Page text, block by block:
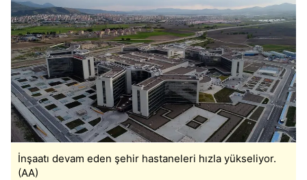
İnşaatı devam eden şehir hastaneleri hızla yükseliyor.
(AA)